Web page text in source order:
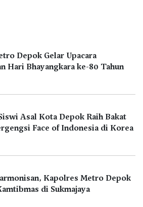
Depok Gelar Upacara
Hari Bhayangkara ke-80 Tahun
Asal Kota Depok Raih Bakat
Face of Indonesia di Korea
Kapolres Metro Depok
di Sukmajaya